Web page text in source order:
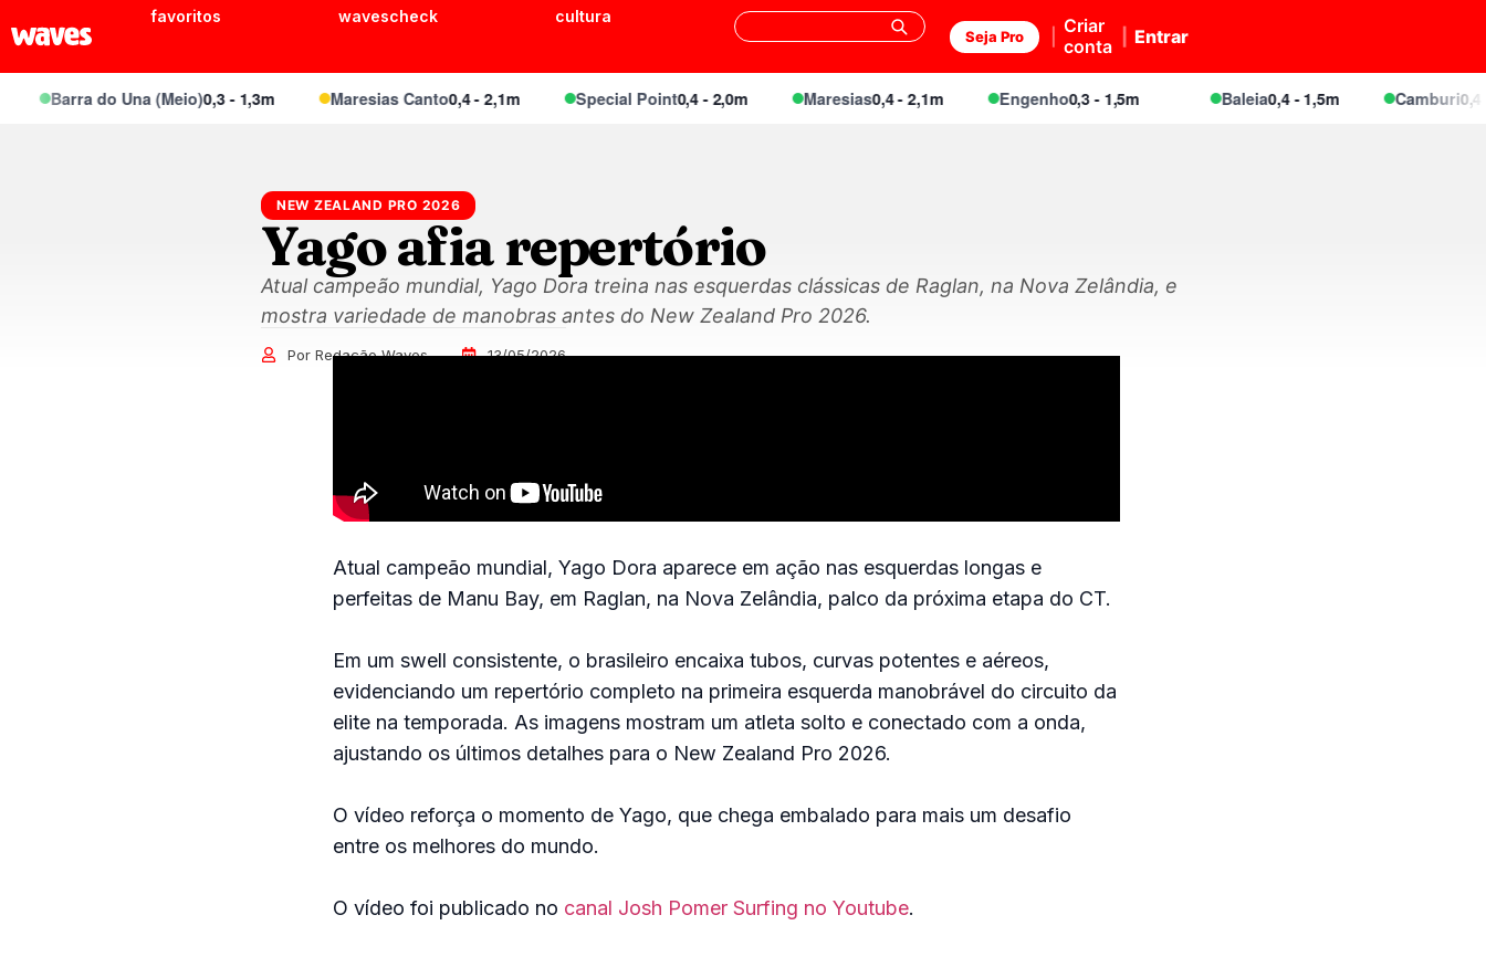
favoritos wavescheck cultura
Seja Pro
Criar
conta
Entrar
Barra do Una (Meio)0,3 - 1,3m Maresias Canto0,4 - 2,1m Special Point0,4 - 2,0m Maresias0,4 - 2,1m Engenho0,3 - 1,5m Baleia0,4 - 1,5m Camburi0,4 -
NEW ZEALAND PRO 2026
Yago afia repertório
Atual campeão mundial, Yago Dora treina nas esquerdas clássicas de Raglan, na Nova Zelândia, e
mostra variedade de manobras antes do New Zealand Pro 2026.
Por Redação Waves 13/05/2026
Atual campeão mundial, Yago Dora aparece em ação nas esquerdas longas e
perfeitas de Manu Bay, em Raglan, na Nova Zelândia, palco da próxima etapa do CT.
Em um swell consistente, o brasileiro encaixa tubos, curvas potentes e aéreos,
evidenciando um repertório completo na primeira esquerda manobrável do circuito da
elite na temporada. As imagens mostram um atleta solto e conectado com a onda,
ajustando os últimos detalhes para o New Zealand Pro 2026.
O vídeo reforça o momento de Yago, que chega embalado para mais um desafio
entre os melhores do mundo.
O vídeo foi publicado no canal Josh Pomer Surfing no Youtube.